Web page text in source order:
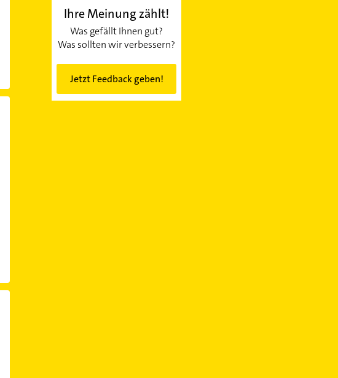
Ihre Meinung zählt!
Was gefällt Ihnen gut?
Was sollten wir verbessern?
Jetzt Feedback geben!